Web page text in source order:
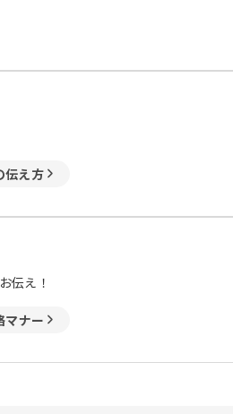
伝え方
伝え！
マナー